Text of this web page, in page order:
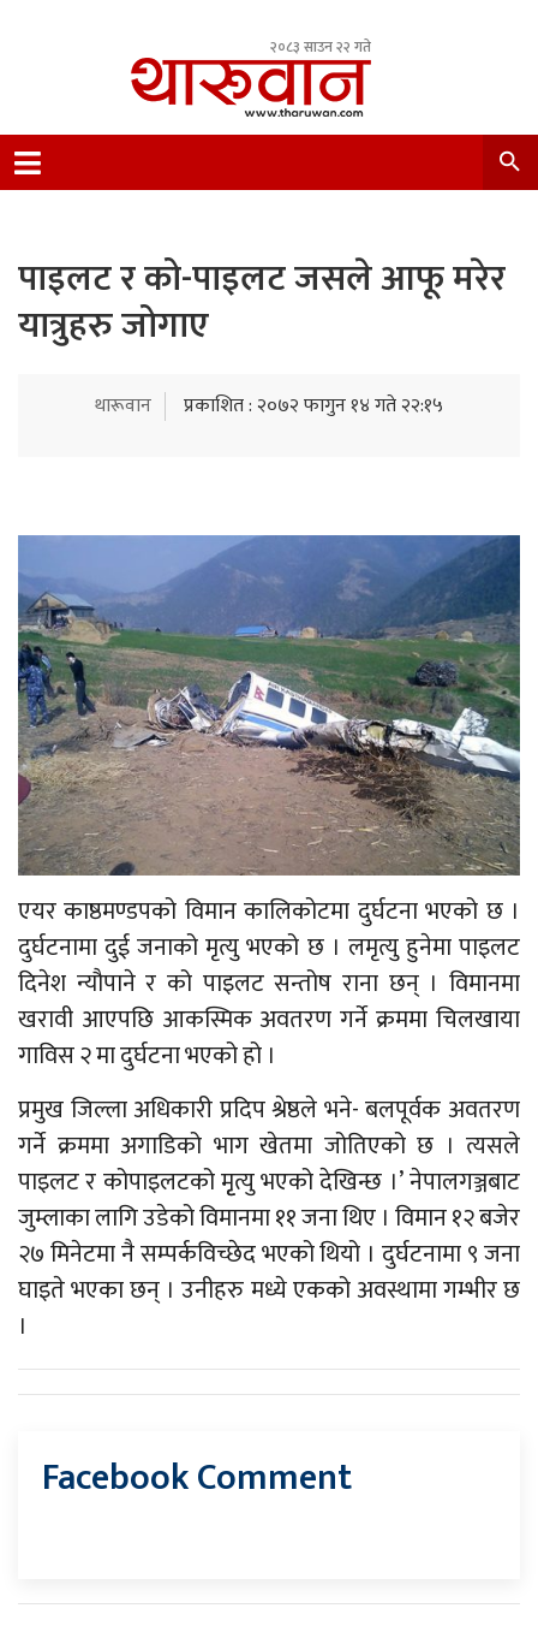
२०८३ साउन २२ गते
Nepal.
पाइलट र को-पाइलट जसले आफू मरेर
यात्रुहरु जोगाए
थारूवान प्रकाशित : २०७२ फागुन १४ गते २२:१५
एयर काष्ठमण्डपको विमान कालिकोटमा दुर्घटना भएको छ ।
दुर्घटनामा दुई जनाको मृत्यु भएको छ । लमृत्यु हुनेमा पाइलट
दिनेश न्यौपाने र को पाइलट सन्तोष राना छन् । विमानमा
खरावी आएपछि आकस्मिक अवतरण गर्ने क्रममा चिलखाया
गाविस २ मा दुर्घटना भएको हो ।
प्रमुख जिल्ला अधिकारी प्रदिप श्रेष्ठले भने- बलपूर्वक अवतरण
गर्ने क्रममा अगाडिको भाग खेतमा जोतिएको छ । त्यसले
पाइलट र कोपाइलटको मृृत्यु भएको देखिन्छ ।’ नेपालगञ्जबाट
जुम्लाका लागि उडेको विमानमा ११ जना थिए । विमान १२ बजेर
२७ मिनेटमा नै सम्पर्कविच्छेद भएको थियो । दुर्घटनामा ९ जना
घाइते भएका छन् । उनीहरु मध्ये एकको अवस्थामा गम्भीर छ
।
Facebook Comment